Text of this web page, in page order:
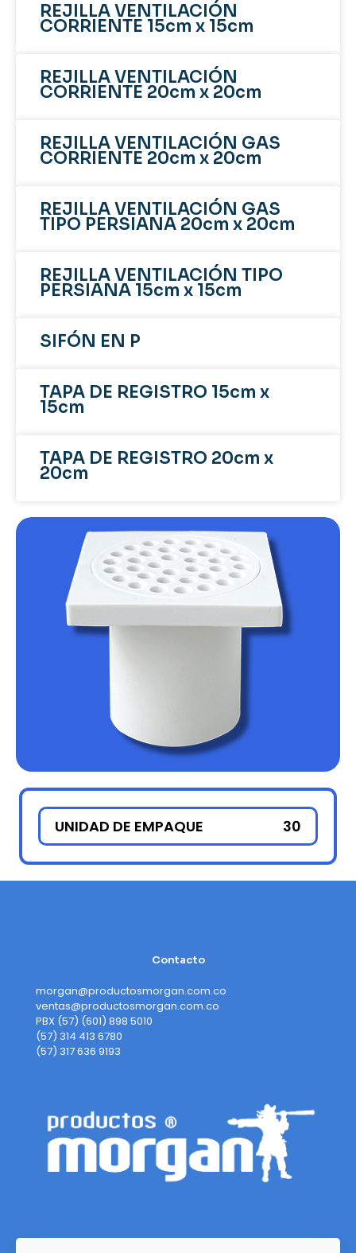
REJILLA VENTILACIÓN
CORRIENTE 15cm x 15cm
REJILLA VENTILACIÓN
CORRIENTE 20cm x 20cm
REJILLA VENTILACIÓN GAS
CORRIENTE 20cm x 20cm
REJILLA VENTILACIÓN GAS
TIPO PERSIANA 20cm x 20cm
REJILLA VENTILACIÓN TIPO
PERSIANA 15cm x 15cm
SIFÓN EN P
TAPA DE REGISTRO 15cm x
15cm
TAPA DE REGISTRO 20cm x
20cm
UNIDAD DE EMPAQUE 30
Contacto
morgan@productosmorgan.com.co
ventas@productosmorgan.com.co
PBX (57) (601) 898 5010
(57) 314 413 6780
(57) 317 636 9193